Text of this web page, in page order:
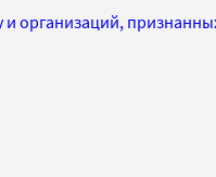
и организаций,